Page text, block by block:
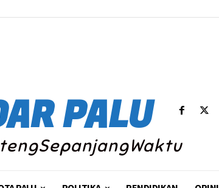
PALU